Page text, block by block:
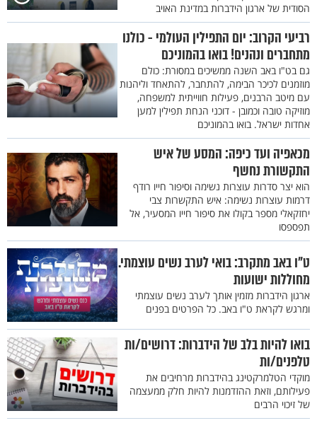
הסודית של ארגון הידברות במדינת האויב
רביעי הקרוב: יום התפילין העולמי - כולנו
מתחברים ונהנים! בואו בהמוניכם
גם בט"ו באב השנה ממשיכים במסורת: כולם
מוזמנים לכיכר הבימה, להתחבר, להתאחד וליהנות
עם מיטב הרבנים, פעילות חווייתית למשפחה,
מוזיקה טובה וכמובן - דוכני הנחת תפילין למען
אחדות ישראל. בואו בהמוניכם
מכאפיה ועד כיפה: המסע של איש
התקשורת נחשף
הוא יצר סדרות עוצרות נשימה וסיפור חייו רודף
דרמות עוצרות נשימה: איש התקשרות צבי
יחזקאלי מספר בקולו את סיפור חייו המסעיר, אל
תפספסו
ט"ו באב מתקרב: בואי לערב נשים עוצמתי.
מחוללות ישועות
ארגון הידברות מזמין אותך לערב נשים עוצמתי
ומרגש לקראת ט"ו באב. כל הפרטים בפנים
בואו להיות בלב של הידברות: דרושים/ות
טלפנים/ות
מוקדי הטלמרקטינג בהידברות מרחיבים את
פעילותם, וזאת ההזדמנות להיות חלק ממעצמה
של זיכוי הרבים